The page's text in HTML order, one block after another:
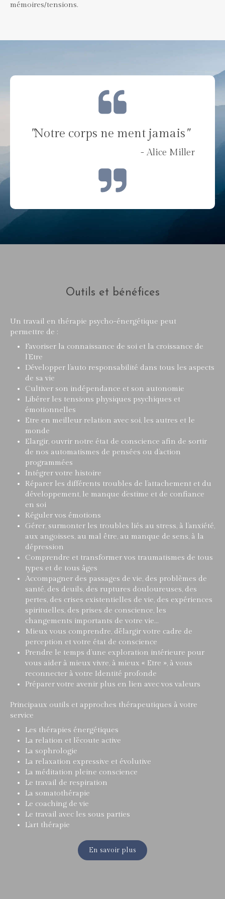
mémoires/tensions.
"Notre corps ne ment jamais"
- Alice Miller
Outils et bénéfices
Un travail en thérapie psycho-énergétique peut
permettre de :
Favoriser la connaissance de soi et la croissance de
l’Etre
Développer l’auto responsabilité dans tous les aspects
de sa vie
Cultiver son indépendance et son autonomie
Libérer les tensions physiques psychiques et
émotionnelles
Etre en meilleur relation avec soi, les autres et le
monde
Elargir, ouvrir notre état de conscience afin de sortir
de nos automatismes de pensées ou d’action
programmées
Intégrer votre histoire
Réparer les différents troubles de l’attachement et du
développement, le manque d’estime et de confiance
en soi
Réguler vos émotions
Gérer, surmonter les troubles liés au stress, à l’anxiété,
aux angoisses, au mal être, au manque de sens, à la
dépression
Comprendre et transformer vos traumatismes de tous
types et de tous âges
Accompagner des passages de vie, des problèmes de
santé, des deuils, des ruptures douloureuses, des
pertes, des crises existentielles de vie, des expériences
spirituelles, des prises de conscience, les
changements importants de votre vie…
Mieux vous comprendre, d’élargir votre cadre de
perception et votre état de conscience
Prendre le temps d’une exploration intérieure pour
vous aider à mieux vivre, à mieux « Etre », à vous
reconnecter à votre Identité profonde
Préparer votre avenir plus en lien avec vos valeurs
Principaux outils et approches thérapeutiques à votre
service
Les thérapies énergétiques
La relation et l’écoute active
La sophrologie
La relaxation expressive et évolutive
La méditation pleine conscience
Le travail de respiration
La somatothérapie
Le coaching de vie
Le travail avec les sous parties
L’art thérapie
En savoir plus